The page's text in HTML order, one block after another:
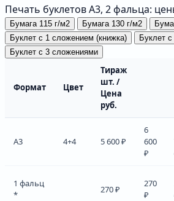
Печать буклетов А3, 2 фальца:
Бумага 115 г/м2 Бумага 130 г/м2
Буклет с 1 сложением (книжка)
Буклет
Буклет с 3 сложениями
Формат Цвет
Тираж
шт. /
Цена
руб.
А3 4+4 5 600 ₽
6
600
₽
1 фальц
*
270 ₽
270
₽